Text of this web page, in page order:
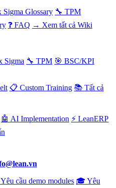
Sigma Glossary 🔧 TPM
❓ FAQ → Xem tất cả Wiki
Sigma 🔧 TPM 🎯 BSC/KPI
📋 Custom Training 📚 Tất cả
🤖 AI Implementation ⚡ LeanERP
cầu demo modules 🎓 Yêu